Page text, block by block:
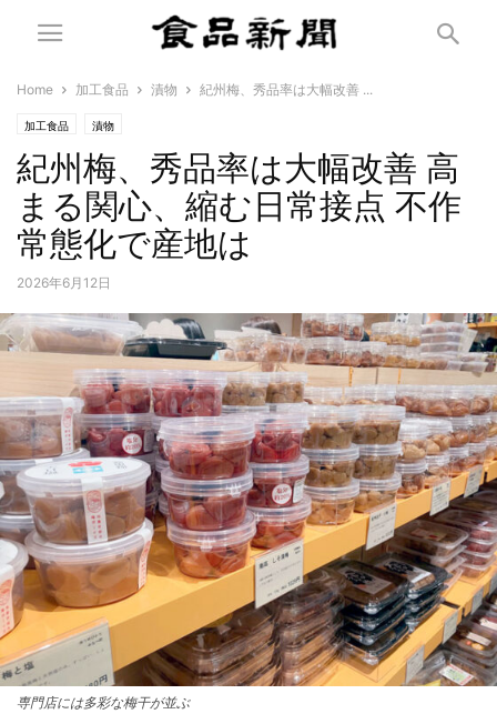
Home 加工食品 漬物 紀州梅、秀品率は大幅改善 ...
加工食品 漬物
紀州梅、秀品率は大幅改善 高
まる関心、縮む日常接点 不作
常態化で産地は
2026年6月12日
専門店には多彩な梅干が並ぶ